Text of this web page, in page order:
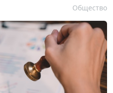
Общество